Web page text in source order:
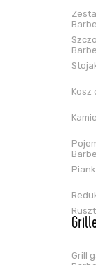
Kosz
Grill